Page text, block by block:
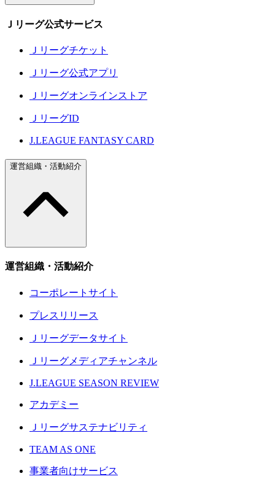
Ｊリーグ公式サービス
Ｊリーグチケット
Ｊリーグ公式アプリ
Ｊリーグオンラインストア
ＪリーグID
J.LEAGUE FANTASY CARD
運営組織・活動紹介
運営組織・活動紹介
コーポレートサイト
プレスリリース
Ｊリーグデータサイト
Ｊリーグメディアチャンネル
J.LEAGUE SEASON REVIEW
アカデミー
Ｊリーグサステナビリティ
TEAM AS ONE
事業者向けサービス